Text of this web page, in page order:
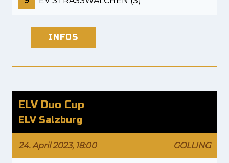
INFOS
ELV Duo Cup
ELV Salzburg
24. April 2023, 18:00 GOLLING